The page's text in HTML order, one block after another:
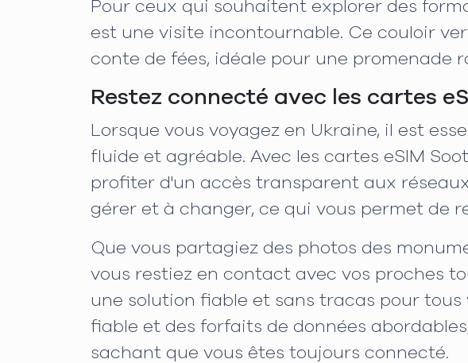
Pour ceux qui souhaitent explorer des
est une visite incontournable. Ce couloir
conte de fées, idéale pour une promenade
Restez connecté avec les cartes
Lorsque vous voyagez en Ukraine, il est
fluide et agréable. Avec les cartes eSIM
profiter d'un accès transparent aux
gérer et à changer, ce qui vous permet de
Que vous partagiez des photos des
vous restiez en contact avec vos proches
une solution fiable et sans tracas pour
fiable et des forfaits de données
sachant que vous êtes toujours connecté.